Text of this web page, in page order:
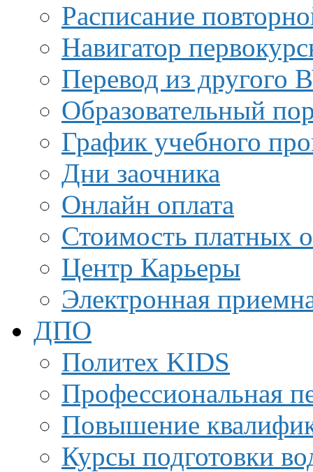
Расписание
Навигатор
Перевод из другого
Образовательный
График учебного
Дни заочника
Онлайн оплата
Стоимость платных
Центр Карьеры
Электронная
ДПО
Политех KIDS
Профессиональная
Повышение
Курсы подготовки